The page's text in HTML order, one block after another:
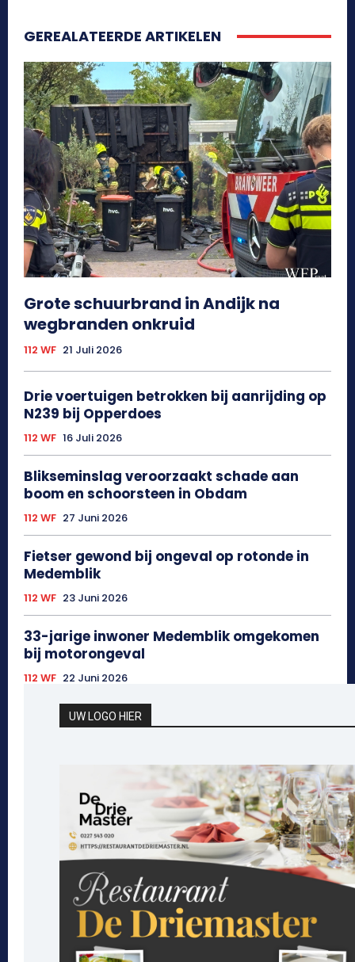
GEREALATEERDE ARTIKELEN
Grote schuurbrand in Andijk na
wegbranden onkruid
112 WF 21 Juli 2026
Drie voertuigen betrokken bij aanrijding op
N239 bij Opperdoes
112 WF 16 Juli 2026
Blikseminslag veroorzaakt schade aan
boom en schoorsteen in Obdam
112 WF 27 Juni 2026
Fietser gewond bij ongeval op rotonde in
Medemblik
112 WF 23 Juni 2026
33-jarige inwoner Medemblik omgekomen
bij motorongeval
112 WF 22 Juni 2026
UW LOGO HIER